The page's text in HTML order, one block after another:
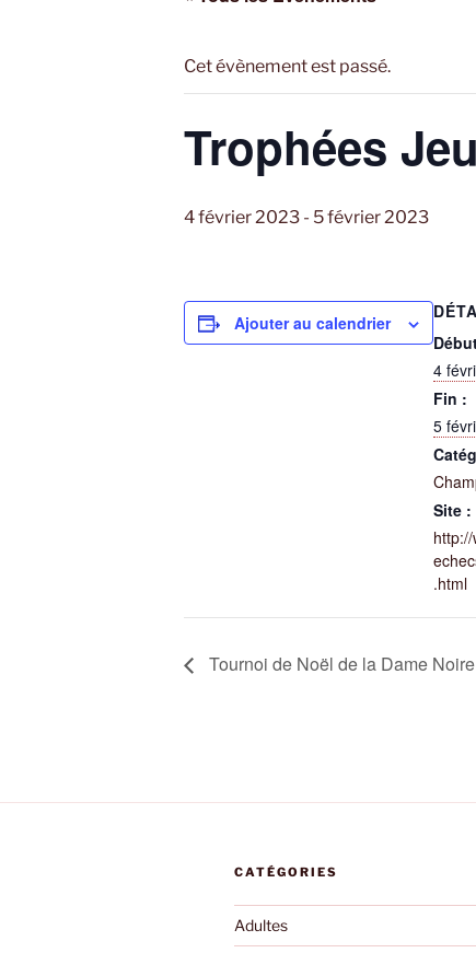
Cet évènement est passé.
Trophées
4 février 2023 - 5 février 2023
Ajouter au calendrier
4
Fin :
5
Site :
.html
Tournoi de Noël de la Dame Noire
CATÉGORIES
Adultes